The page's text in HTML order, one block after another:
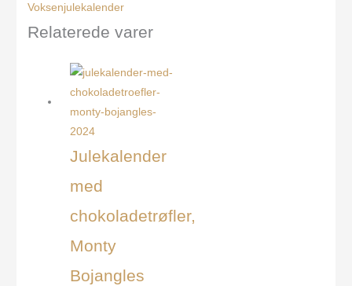
Voksenjulekalender
Relaterede varer
Julekalender
med
chokoladetrøfler,
Monty
Bojangles